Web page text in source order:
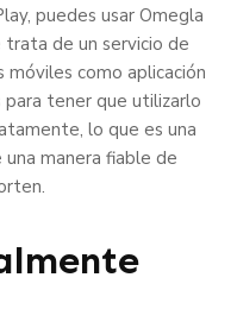
puedes usar Omegla
de un servicio de
como aplicación
tener que utilizarlo
lo que es una
manera fiable de